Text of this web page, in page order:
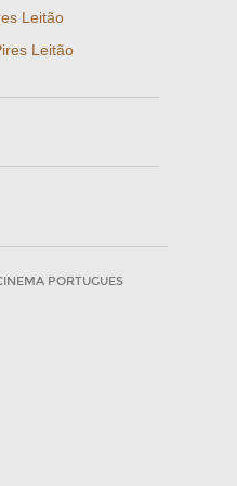
Leitão
Leitão
PORTUGUES